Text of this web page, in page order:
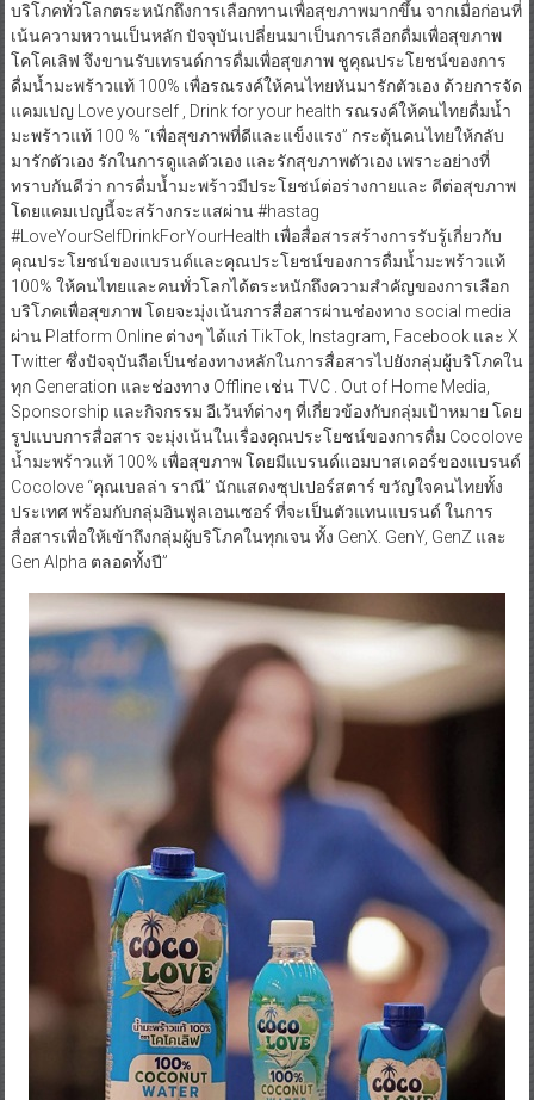
บริโภคทั่วโลกตระหนักถึงการเลือกทานเพื่อสุขภาพมากขึ้น จากเมื่อก่อนที่
เน้นความหวานเป็นหลัก ปัจจุบันเปลี่ยนมาเป็นการเลือกดื่มเพื่อสุขภาพ
โคโคเลิฟ จึงขานรับเทรนด์การดื่มเพื่อสุขภาพ ชูคุณประโยชน์ของการ
ดื่มน้ำมะพร้าวแท้ 100% เพื่อรณรงค์ให้คนไทยหันมารักตัวเอง ด้วยการจัด
แคมเปญ Love yourself , Drink for your health รณรงค์ให้คนไทยดื่มนํ้า
มะพร้าวแท้ 100 % “เพื่อสุขภาพที่ดีและแข็งแรง” กระตุ้นคนไทยให้กลับ
มารักตัวเอง รักในการดูแลตัวเอง และรักสุขภาพตัวเอง เพราะอย่างที่
ทราบกันดีว่า การดื่มน้ำมะพร้าวมีประโยชน์ต่อร่างกายและ ดีต่อสุขภาพ
โดยแคมเปญนี้จะสร้างกระแสผ่าน #hastag
#LoveYourSelfDrinkForYourHealth เพื่อสื่อสารสร้างการรับรู้เกี่ยวกับ
คุณประโยชน์ของแบรนด์และคุณประโยชน์ของการดื่มน้ำมะพร้าวแท้
100% ให้คนไทยและคนทั่วโลกได้ตระหนักถึงความสำคัญของการเลือก
บริโภคเพื่อสุขภาพ โดยจะมุ่งเน้นการสื่อสารผ่านช่องทาง social media
ผ่าน Platform Online ต่างๆ ได้แก่ TikTok, Instagram, Facebook และ X
Twitter ซึ่งปัจจุบันถือเป็นช่องทางหลักในการสื่อสารไปยังกลุ่มผู้บริโภคใน
ทุก Generation และช่องทาง Offline เช่น TVC . Out of Home Media,
Sponsorship และกิจกรรม อีเว้นท์ต่างๆ ที่เกี่ยวข้องกับกลุ่มเป้าหมาย โดย
รูปแบบการสื่อสาร จะมุ่งเน้นในเรื่องคุณประโยชน์ของการดื่ม Cocolove
น้ำมะพร้าวแท้ 100% เพื่อสุขภาพ โดยมีแบรนด์แอมบาสเดอร์ของแบรนด์
Cocolove “คุณเบลล่า ราณี” นักแสดงซุปเปอร์สตาร์ ขวัญใจคนไทยทั้ง
ประเทศ พร้อมกับกลุ่มอินฟูลเอนเซอร์ ที่จะเป็นตัวแทนแบรนด์ ในการ
สื่อสารเพื่อให้เข้าถึงกลุ่มผู้บริโภคในทุกเจน ทั้ง GenX. GenY, GenZ และ
Gen Alpha ตลอดทั้งปี”